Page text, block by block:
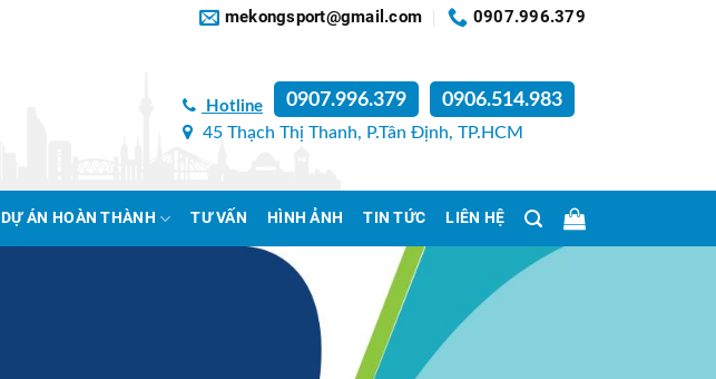
mekongsport@gmail.com 0907.996.379
Hotline 0907.996.379 0906.514.983
45 Thạch Thị Thanh, P.Tân Định, TP.HCM
DỰ ÁN HOÀN THÀNH TƯ VẤN HÌNH ẢNH TIN TỨC LIÊN HỆ